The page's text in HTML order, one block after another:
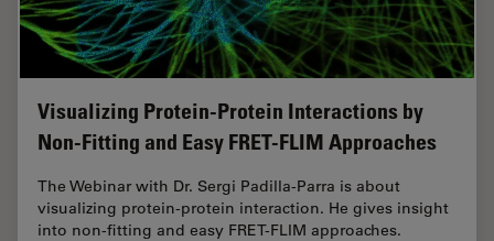
Visualizing Protein-Protein Interactions by
Non-Fitting and Easy FRET-FLIM Approaches
The Webinar with Dr. Sergi Padilla-Parra is about
visualizing protein-protein interaction. He gives insight
into non-fitting and easy FRET-FLIM approaches.